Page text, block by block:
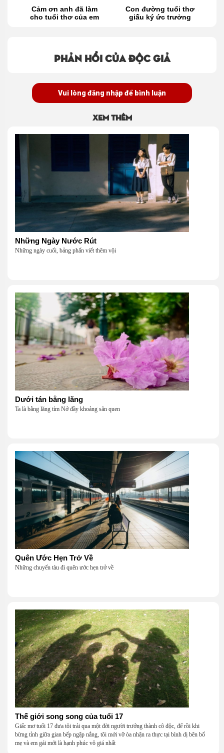
Cảm ơn anh đã làm
cho tuổi thơ của em
Con đường tuổi thơ
giấu ký ức trưởng
Phản hồi của độc giả
Vui lòng đăng nhập để bình luận
Xem thêm
Những Ngày Nước Rút
Những ngày cuối, bảng phấn viết thêm vội
Dưới tán bằng lăng
Ta là bằng lăng tím Nở đầy khoảng sân quen
Quên Ước Hẹn Trở Về
Những chuyến tàu đi quên ước hẹn trở về
Thế giới song song của tuổi 17
Giấc mơ tuổi 17 đưa tôi trải qua một đời người trưởng thành cô độc, để rồi khi
bừng tỉnh giữa gian bếp ngập nắng, tôi mới vỡ òa nhận ra thực tại bình dị bên bố
mẹ và em gái mới là hạnh phúc vô giá nhất